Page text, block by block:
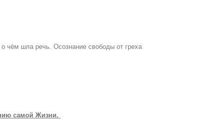
чём шла речь. Осознание свободы от греха
самой Жизни.